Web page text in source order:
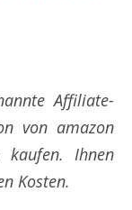
Affiliate-
von amazon
Ihnen
Kosten.